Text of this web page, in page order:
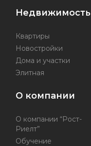
Недвижимость
Квартиры
Новостройки
Дома и участки
Элитная
О компании
О компании “Рост-
Риелт”
Обучение